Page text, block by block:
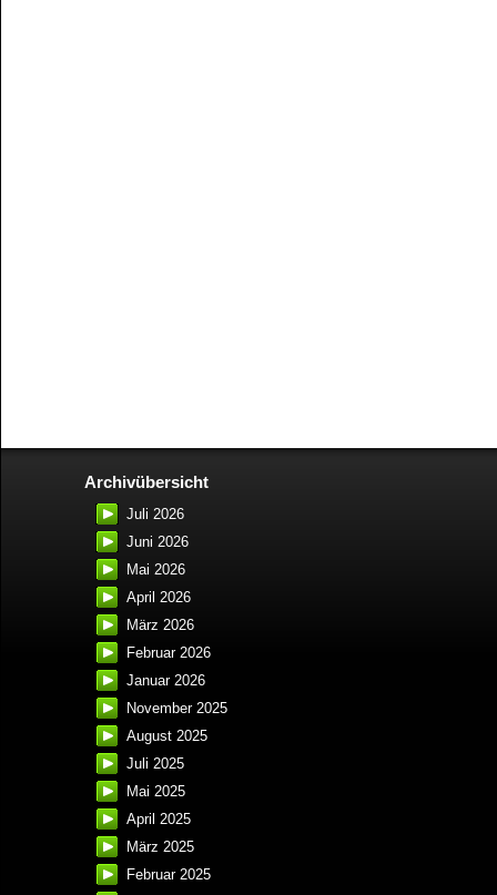
Archivübersicht
Juli 2026
Juni 2026
Mai 2026
April 2026
März 2026
Februar 2026
Januar 2026
November 2025
August 2025
Juli 2025
Mai 2025
April 2025
März 2025
Februar 2025